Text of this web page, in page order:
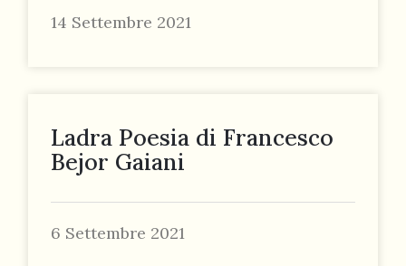
14 Settembre 2021
Ladra Poesia di Francesco
Bejor Gaiani
6 Settembre 2021